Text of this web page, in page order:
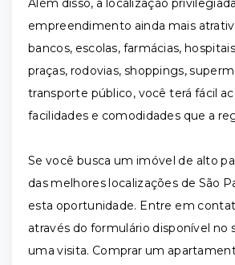
Além disso, a localização
empreendimento ainda mais
bancos, escolas, farmácias,
praças, rodovias, shoppings,
transporte público, você terá fácil
facilidades e comodidades que a
Se você busca um imóvel de alto
das melhores localizações de São
esta oportunidade. Entre em
através do formulário disponível no
uma visita. Comprar um